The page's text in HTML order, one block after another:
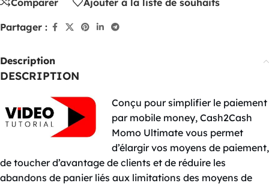
Partager :
Description
DESCRIPTION
Conçu pour simplifier le paiement
par mobile money, Cash2Cash
Momo Ultimate vous permet
d’élargir vos moyens de paiement,
de toucher d’avantage de clients et de réduire les
abandons de panier liés aux limitations des moyens de